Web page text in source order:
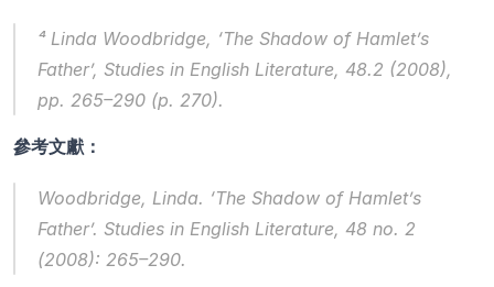
⁴ Linda Woodbridge, ‘The Shadow of Hamlet’s
Father’, Studies in English Literature, 48.2 (2008),
pp. 265–290 (p. 270).
參考文獻：
Woodbridge, Linda. ‘The Shadow of Hamlet’s
Father’. Studies in English Literature, 48 no. 2
(2008): 265–290.